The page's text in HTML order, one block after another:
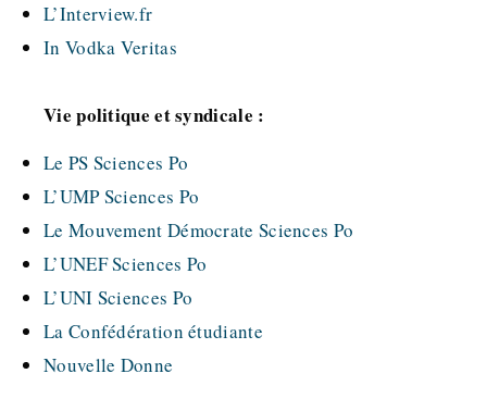
L’Interview.fr
In Vodka Veritas
Vie politique et syndicale :
Le PS Sciences Po
L’UMP Sciences Po
Le Mouvement Démocrate Sciences Po
L’UNEF Sciences Po
L’UNI Sciences Po
La Confédération étudiante
Nouvelle Donne